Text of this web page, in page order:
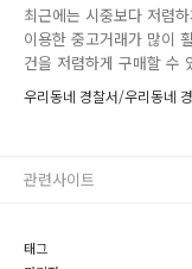
최근에는 시중보다 저렴
이용한 중고거래가 많이
건을 저렴하게 구매할 수
구매하다가 물건도 돈도
니다. 최근 강남경찰서에
올린 젖병 소독기, 유축기
·유아를 ..
우리동네 경찰서/우리동네
태그
관련사이트